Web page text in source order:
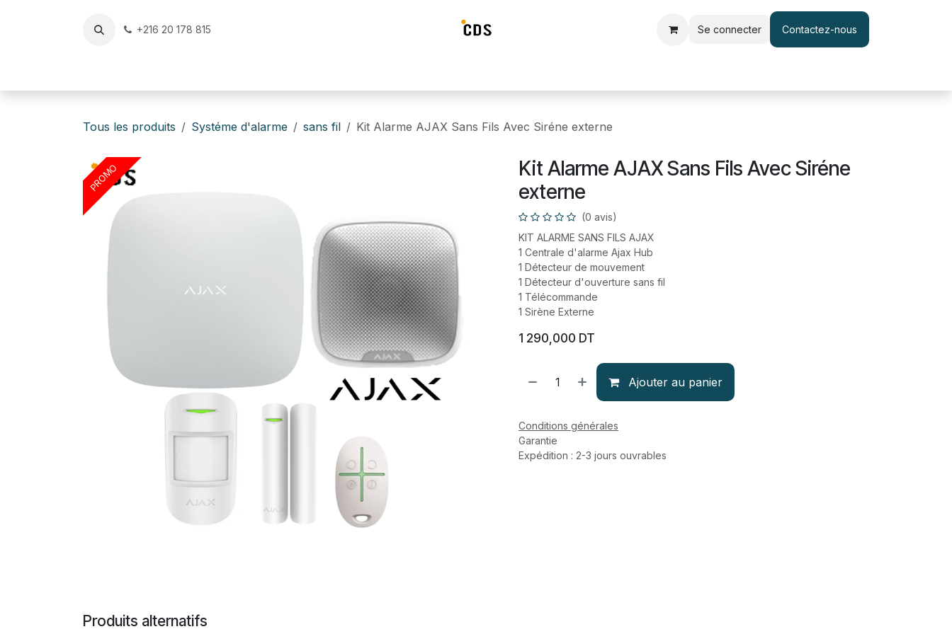
+216 20 178 815 Se connecter Contactez-nous
Tous les produits Systéme d'alarme sans fil ​Kit Alarme AJAX Sans Fils Avec Siréne externe
PROMO
​Kit Alarme AJAX Sans Fils Avec Siréne
externe
(0 avis)
KIT ALARME SANS FILS AJAX
1 Centrale d'alarme Ajax Hub
1 Détecteur de mouvement
1 Détecteur d'ouverture sans fil
1 Télécommande
1 Sirène Externe
1 290,000 DT
Ajouter au panier
Conditions générales
Garantie
Expédition : 2-3 jours ouvrables
Produits alternatifs